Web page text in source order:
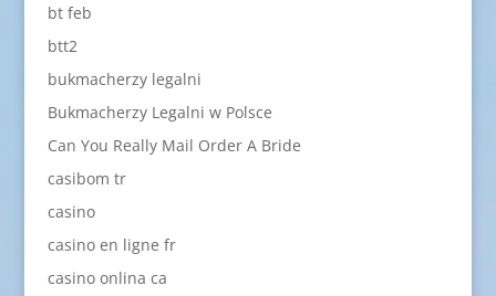
bt feb
btt2
bukmacherzy legalni
Bukmacherzy Legalni w Polsce
Can You Really Mail Order A Bride
casibom tr
casino
casino en ligne fr
casino onlina ca